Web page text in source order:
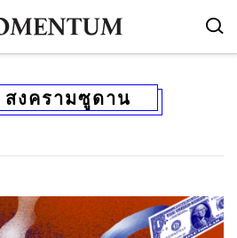
สงครามซูดาน